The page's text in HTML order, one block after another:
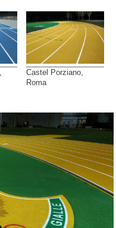
Castel Porziano,
Roma